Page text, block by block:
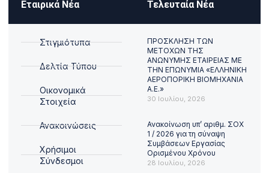
Εταιρικά Νέα
Στιγμιότυπα
Δελτία Τύπου
Οικονομικά
Στοιχεία
Ανακοινώσεις
Χρήσιμοι
Σύνδεσμοι
Τελευταία Νέα
ΠΡΟΣΚΛΗΣΗ ΤΩΝ
ΜΕΤΟΧΩΝ ΤΗΣ
ΑΝΩΝΥΜΗΣ ΕΤΑΙΡΕΙΑΣ ΜΕ
ΤΗΝ ΕΠΩΝΥΜΙΑ «ΕΛΛΗΝΙΚΗ
ΑΕΡΟΠΟΡΙΚΗ ΒΙΟΜΗΧΑΝΙΑ
Α.Ε.»
30 Ιουλίου, 2026
Ανακοίνωση υπ’ αριθμ. ΣΟΧ
1 / 2026 για τη σύναψη
Συμβάσεων Εργασίας
Ορισμένου Χρόνου
28 Ιουλίου, 2026